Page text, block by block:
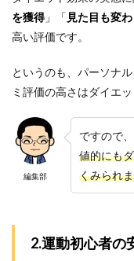
から
徒歩
で行
流れ
6
24/7
ワー
クア
ウト
小倉
報
を獲得」「 見た目も変
高い評価です。
というのも、パーソナ
ミ評価の高さはダイエ
編集部
ですので、
値的にも
くみられ
2.運動初心者の